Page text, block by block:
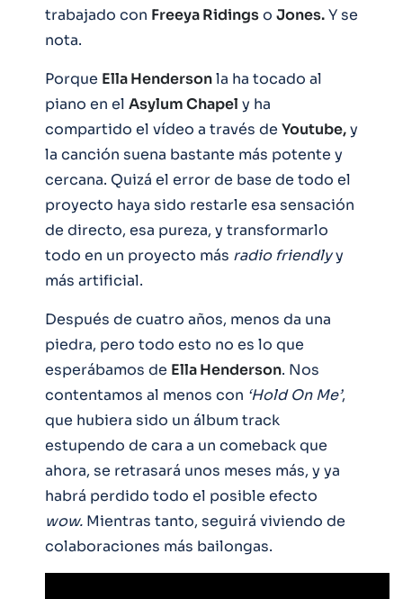
trabajado con Freeya Ridingso Jones.Y se
nota.
Porque Ella Hendersonla ha tocado al
piano en el Asylum Chapel y ha
compartido el vídeo a través de Youtube,y
la canción suena bastante más potente y
cercana. Quizá el error de base de todo el
proyecto haya sido restarle esa sensación
de directo, esa pureza, y transformarlo
todo en un proyecto más radio friendlyy
más artificial.
Después de cuatro años, menos da una
piedra, pero todo esto no es lo que
esperábamos de Ella Henderson. Nos
contentamos al menos con ‘Hold On Me’,
que hubiera sido un álbum track
estupendo de cara a un comeback que
ahora, se retrasará unos meses más, y ya
habrá perdido todo el posible efecto
wow. Mientras tanto, seguirá viviendo de
colaboraciones más bailongas.